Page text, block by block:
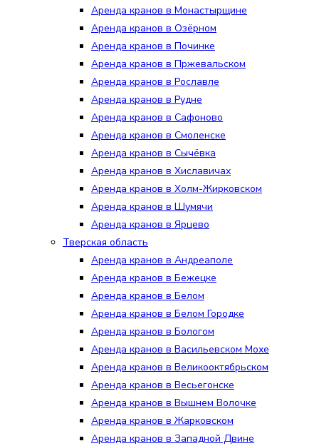
Аренда кранов в Монастырщине
Аренда кранов в Озёрном
Аренда кранов в Починке
Аренда кранов в Пржевальском
Аренда кранов в Рославле
Аренда кранов в Рудне
Аренда кранов в Сафоново
Аренда кранов в Смоленске
Аренда кранов в Сычёвка
Аренда кранов в Хиславичах
Аренда кранов в Холм-Жирковском
Аренда кранов в Шумячи
Аренда кранов в Ярцево
Тверская область
Аренда кранов в Андреаполе
Аренда кранов в Бежецке
Аренда кранов в Белом
Аренда кранов в Белом Городке
Аренда кранов в Бологом
Аренда кранов в Васильевском Мохе
Аренда кранов в Великооктябрьском
Аренда кранов в Весьегонске
Аренда кранов в Вышнем Волочке
Аренда кранов в Жарковском
Аренда кранов в Западной Двине